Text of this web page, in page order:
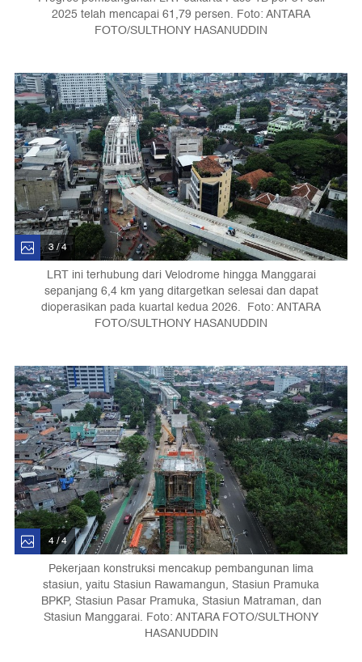
2025 telah mencapai 61,79 persen. Foto: ANTARA
FOTO/SULTHONY HASANUDDIN
3 / 4
LRT ini terhubung dari Velodrome hingga Manggarai
sepanjang 6,4 km yang ditargetkan selesai dan dapat
dioperasikan pada kuartal kedua 2026. Foto: ANTARA
FOTO/SULTHONY HASANUDDIN
4 / 4
Pekerjaan konstruksi mencakup pembangunan lima
stasiun, yaitu Stasiun Rawamangun, Stasiun Pramuka
BPKP, Stasiun Pasar Pramuka, Stasiun Matraman, dan
Stasiun Manggarai. Foto: ANTARA FOTO/SULTHONY
HASANUDDIN